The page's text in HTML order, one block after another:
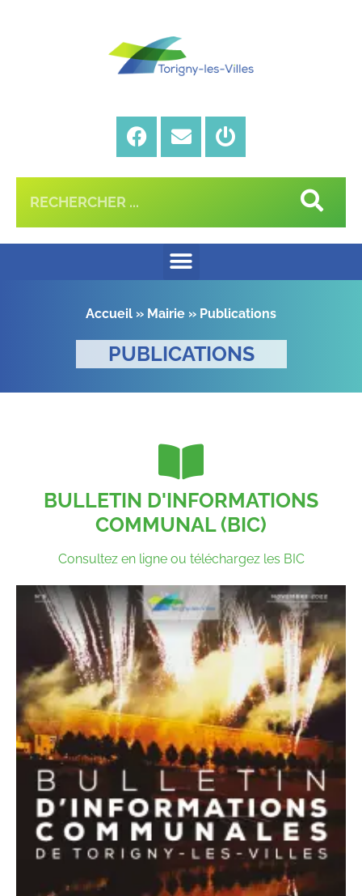
Accueil » Mairie » Publications
PUBLICATIONS
BULLETIN D'INFORMATIONS
COMMUNAL (BIC)
Consultez en ligne ou téléchargez les BIC